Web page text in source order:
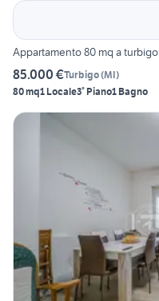
Appartamento 80 mq a turbigo
85.000 €Turbigo(MI)
80 mq1 Locale3° Piano1 Bagno